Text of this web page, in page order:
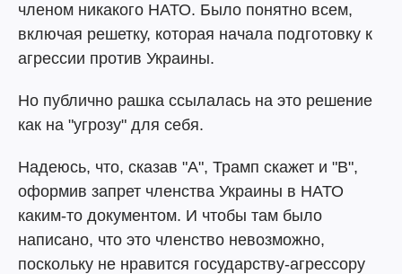
членом никакого НАТО. Было понятно всем,
включая решетку, которая начала подготовку к
агрессии против Украины.
Но публично рашка ссылалась на это решение
как на "угрозу" для себя.
Надеюсь, что, сказав "А", Трамп скажет и "В",
оформив запрет членства Украины в НАТО
каким-то документом. И чтобы там было
написано, что это членство невозможно,
поскольку не нравится государству-агрессору